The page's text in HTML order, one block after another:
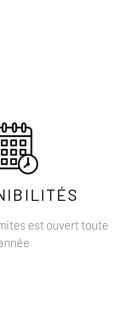
est ouvert toute